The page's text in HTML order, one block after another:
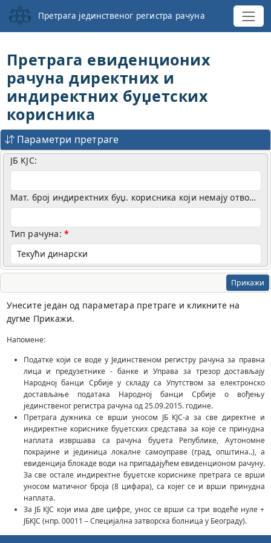
Претрага јединственог регистра рачуна
Претрага евиденционих
рачуна директних и
индиректних буџетских
корисника
Параметри претраге
ЈБ КЈС:
Мат. број индиректних буџ. корисника који немају отворене евиденционе рачуне у УТ:
Тип рачуна:
Прикажи
Унесите један од параметара претраге и кликните на
дугме Прикажи.
Напомене:
Податке који се воде у Јединственом регистру рачуна за правна
лица и предузетнике - банке и Управа за трезор достављају
Народној банци Србије у складу са Упутством за електронско
достављање података Народној банци Србије о вођењу
јединственог регистра рачуна од 25.09.2015. године.
Претрага дужника се врши уносом ЈБ КЈС-а за све директне и
индиректне кориснике буџетских средстава за које се принудна
наплата извршава са рачуна буџета Републике, Аутономне
покрајине и јединица локалне самоуправе (град, општина..), а
евиденција блокаде води на припадајућем евиденционом рачуну.
За све остале индиректне буџетске кориснике претрага се врши
уносом матичног броја (8 цифара), са којег се и врши принудна
наплата.
За ЈБ КЈС који има две цифре, унос се врши са три водеће нуле +
ЈБКЈС (нпр. 00011 – Специјална затворска болница у Београду).